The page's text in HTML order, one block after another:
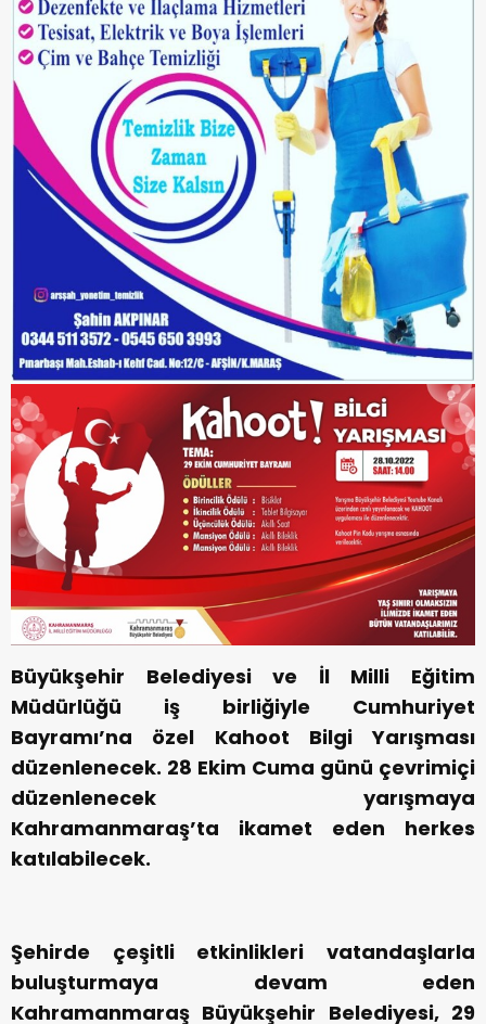
Büyükşehir Belediyesi ve İl Milli Eğitim
Müdürlüğü iş birliğiyle Cumhuriyet
Bayramı’na özel Kahoot Bilgi Yarışması
düzenlenecek. 28 Ekim Cuma günü çevrimiçi
düzenlenecek yarışmaya
Kahramanmaraş’ta ikamet eden herkes
katılabilecek.
Şehirde çeşitli etkinlikleri vatandaşlarla
buluşturmaya devam eden
Kahramanmaraş Büyükşehir Belediyesi, 29